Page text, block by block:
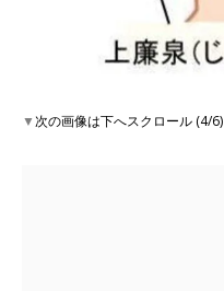
▼次の画像は下へスクロール (4/6)